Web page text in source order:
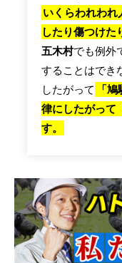
いくらわれわれ
したり傷つけた
五木村でも例外
することはでき
したがって
「
律にしたがって
す。